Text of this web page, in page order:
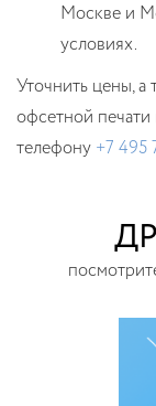
Москве и
условиях.
Уточнить цены, а
офсетной
телефону +7 495